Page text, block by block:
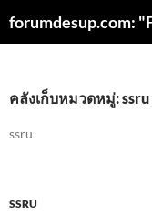
เนื้อหา
คลังเก็บหมวดหมู่: ssru
ssru
SSRU